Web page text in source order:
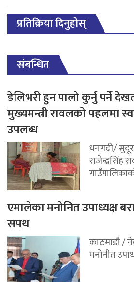
प्रतिक्रिया दिनुहोस्
संबन्धित
डेलिभरी हुन पालो कुर्नु पर्ने
मुख्यमन्त्री रावलको पहलमा
उपलब्ध
धनगढी/
राजेन्द्रसिंह
एमालेका मनोनित उपाध्यक्ष
सपथ
काठमाडौ /
मनोनीत